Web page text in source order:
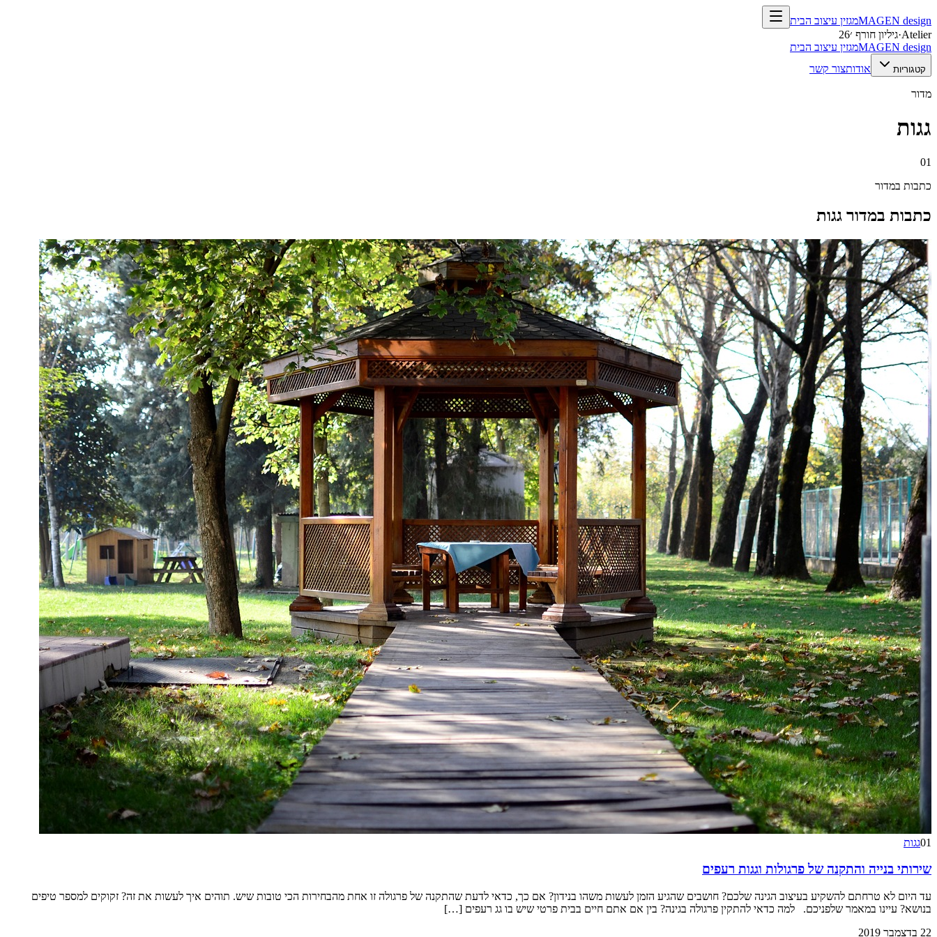
MAGEN design
מגזין עיצוב הבית
Atelier
·גיליון חורף ׳26
MAGEN design מגזין עיצוב הבית
קטגוריות אודותצור קשר
מדור
גגות
01
כתבות במדור
כתבות במדור גגות
01גגות
שירותי בנייה והתקנה של פרגולות וגגות רעפים
עד היום לא טרחתם להשקיע בעיצוב הגינה שלכם? חושבים שהגיע הזמן לעשות משהו בנידון? אם כך, כדאי לדעת שהתקנה של פרגולה זו אחת מהבחירות הכי טובות שיש. תוהים איך לעשות את זה? זקוקים למספר טיפים
בנושא? עיינו במאמר שלפניכם. למה כדאי להתקין פרגולה בגינה? בין אם אתם חיים בבית פרטי שיש בו גג רעפים […]
22 בדצמבר 2019